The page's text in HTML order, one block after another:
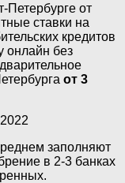
Петербурге от
ставки на
кредитов
онлайн без
от 3
заполняют
в 2-3 банках